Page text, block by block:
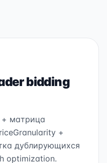
bidding
+ матрица
+
дублирующихся
optimization.